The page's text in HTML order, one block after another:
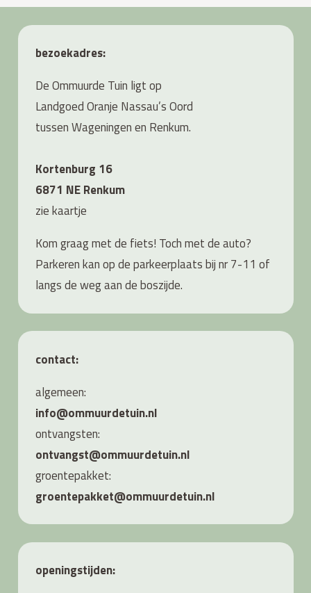
bezoekadres:
De Ommuurde Tuin ligt op
Landgoed Oranje Nassau’s Oord
tussen Wageningen en Renkum.
Kortenburg 16
6871 NE Renkum
ziekaartje
Kom graag met de fiets! Toch met de auto?
Parkeren kan op de parkeerplaats bij nr 7-11 of
langs de weg aan de boszijde.
contact:
algemeen:
info@ommuurdetuin.nl
ontvangsten:
ontvangst@ommuurdetuin.nl
groentepakket:
groentepakket@ommuurdetuin.nl
openingstijden: